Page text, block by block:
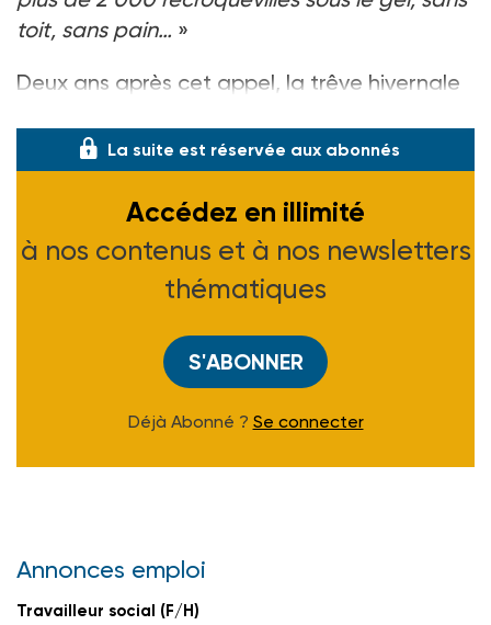
toit, sans pain… »
Deux ans après cet appel, la trêve hivernale
La suite est réservée aux abonnés
Accédez en illimité
à nos contenus et à nos newsletters
thématiques
S'ABONNER
Déjà Abonné ? Se connecter
Annonces emploi
Travailleur social (F/H)